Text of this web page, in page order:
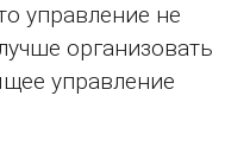
управление не
организовать
управление